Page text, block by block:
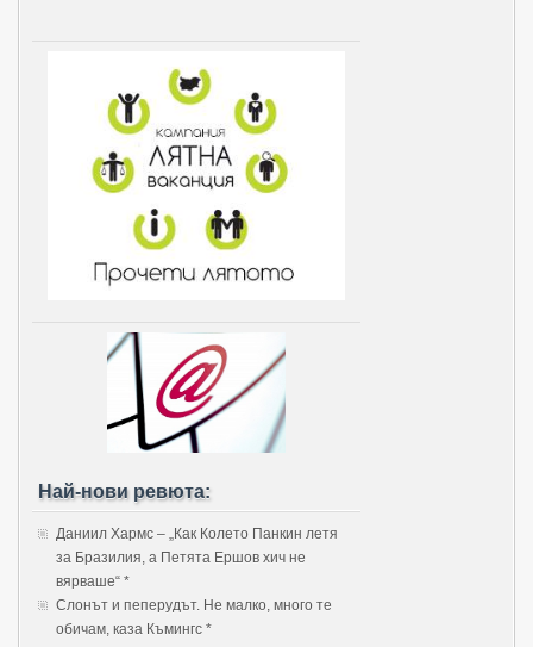
Най-нови ревюта:
Даниил Хармс – „Как Колето Панкин летя
за Бразилия, а Петята Ершов хич не
вярваше“ *
Слонът и пеперудът. Не малко, много те
обичам, каза Къмингс *